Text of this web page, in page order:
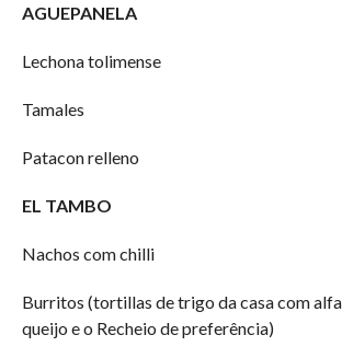
AGUEPANELA
Lechona tolimense
Tamales
Patacon relleno
EL TAMBO
Nachos com chilli
Burritos (tortillas de trigo da casa com
queijo e o Recheio de preferência)